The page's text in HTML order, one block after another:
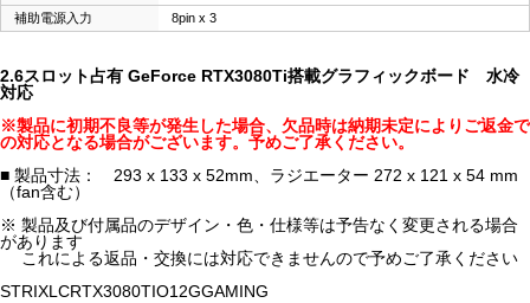
補助電源入力
8pin x 3
2.6スロット占有 GeForce RTX3080Ti搭載グラフィックボード 水冷
対応
※製品に初期不良等が発生した場合、欠品時は納期未定によりご返金で
の対応となる場合がございます。予めご了承ください。
■ 製品寸法： 293 x 133 x 52mm、ラジエーター 272 x 121 x 54 mm
（fan含む）
※ 製品及び付属品のデザイン・色・仕様等は予告なく変更される場合
があります
これによる返品・交換には対応できませんので予めご了承ください
STRIXLCRTX3080TIO12GGAMING